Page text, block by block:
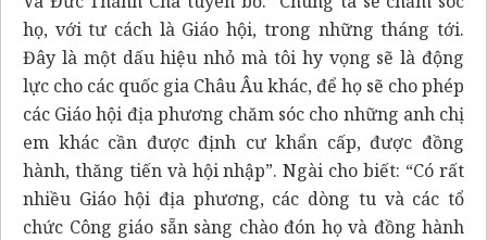
họ, với tư cách là Giáo hội, trong những tháng tới.
Đây là một dấu hiệu nhỏ mà tôi hy vọng sẽ là động
lực cho các quốc gia Châu Âu khác, để họ sẽ cho phép
các Giáo hội địa phương chăm sóc cho những anh chị
em khác cần được định cư khẩn cấp, được đồng
hành, thăng tiến và hội nhập”. Ngài cho biết: “Có rất
nhiều Giáo hội địa phương, các dòng tu và các tổ
chức Công giáo sẵn sàng chào đón họ và đồng hành